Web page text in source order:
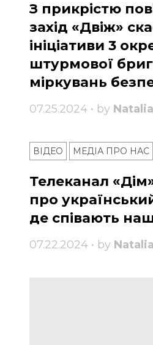
З прикрістю
захід «Двіж»
ініціативи 3
штурмової
міркувань
07.25.2024 • by
ВІДЕО МЕДІА ПРО НАС
Телеканал
про
де співають
07.22.2024 • by